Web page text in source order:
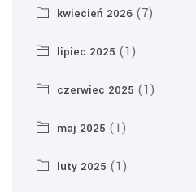
kwiecień 2026 (7)
lipiec 2025 (1)
czerwiec 2025 (1)
maj 2025 (1)
luty 2025 (1)